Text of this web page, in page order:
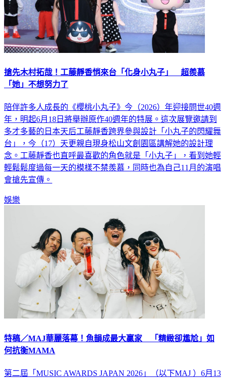
搶先木村拓哉！工藤靜香悄來台「化身小丸子」 超羨慕
「她」不想努力了
陪伴許多人成長的《櫻桃小丸子》今（2026）年迎接問世40週
年，明起6月18日將舉辦原作40週年的特展。這次展覽邀請到
多才多藝的日本天后工藤靜香跨界參與設計「小丸子的閃耀舞
台」，今（17）天更親自現身松山文創園區講解她的設計理
念。工藤靜香也直呼最喜歡的角色就是「小丸子」，看到她輕
輕鬆鬆度過每一天的模樣不禁羨慕，同時也為自己11月的演唱
會搶先宣傳。
娛樂
特稿／MAJ華麗落幕！魚韻成最大贏家 「精緻卻尷尬」如
何抗衡MAMA
第二屆「MUSIC AWARDS JAPAN 2026」（以下MAJ ）6月13